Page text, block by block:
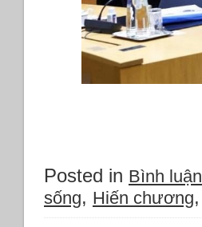
Posted in Bình luận
sống, Hiến chương,